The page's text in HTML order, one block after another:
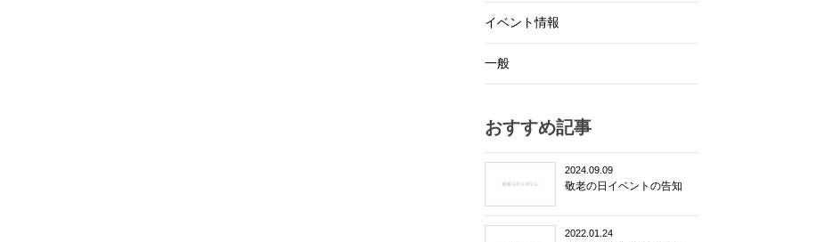
イベント情報
一般
おすすめ記事
2024.09.09
敬老の日イベントの告知
2022.01.24